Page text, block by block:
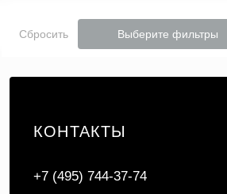
Сбросить Выберите фильтры
КОНТАКТЫ
+7 (495) 744-37-74